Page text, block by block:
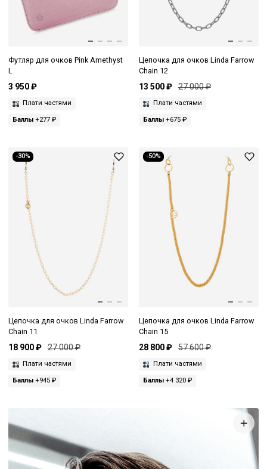
Футляр для очков Pink Amethyst
L
3 950 ₽
Плати частями
Баллы +277 ₽
Цепочка для очков Linda Farrow
Chain 12
13 500 ₽ 27 000 ₽
Плати частями
Баллы+675 ₽
-30%
Цепочка для очков Linda Farrow
Chain 11
18 900 ₽ 27 000 ₽
Плати частями
Баллы +945 ₽
-50%
Цепочка для очков Linda Farrow
Chain 15
28 800 ₽ 57 600 ₽
Плати частями
Баллы+4 320 ₽